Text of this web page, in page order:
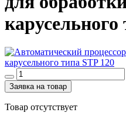
карусельного
Заявка на товар
Товар отсутствует